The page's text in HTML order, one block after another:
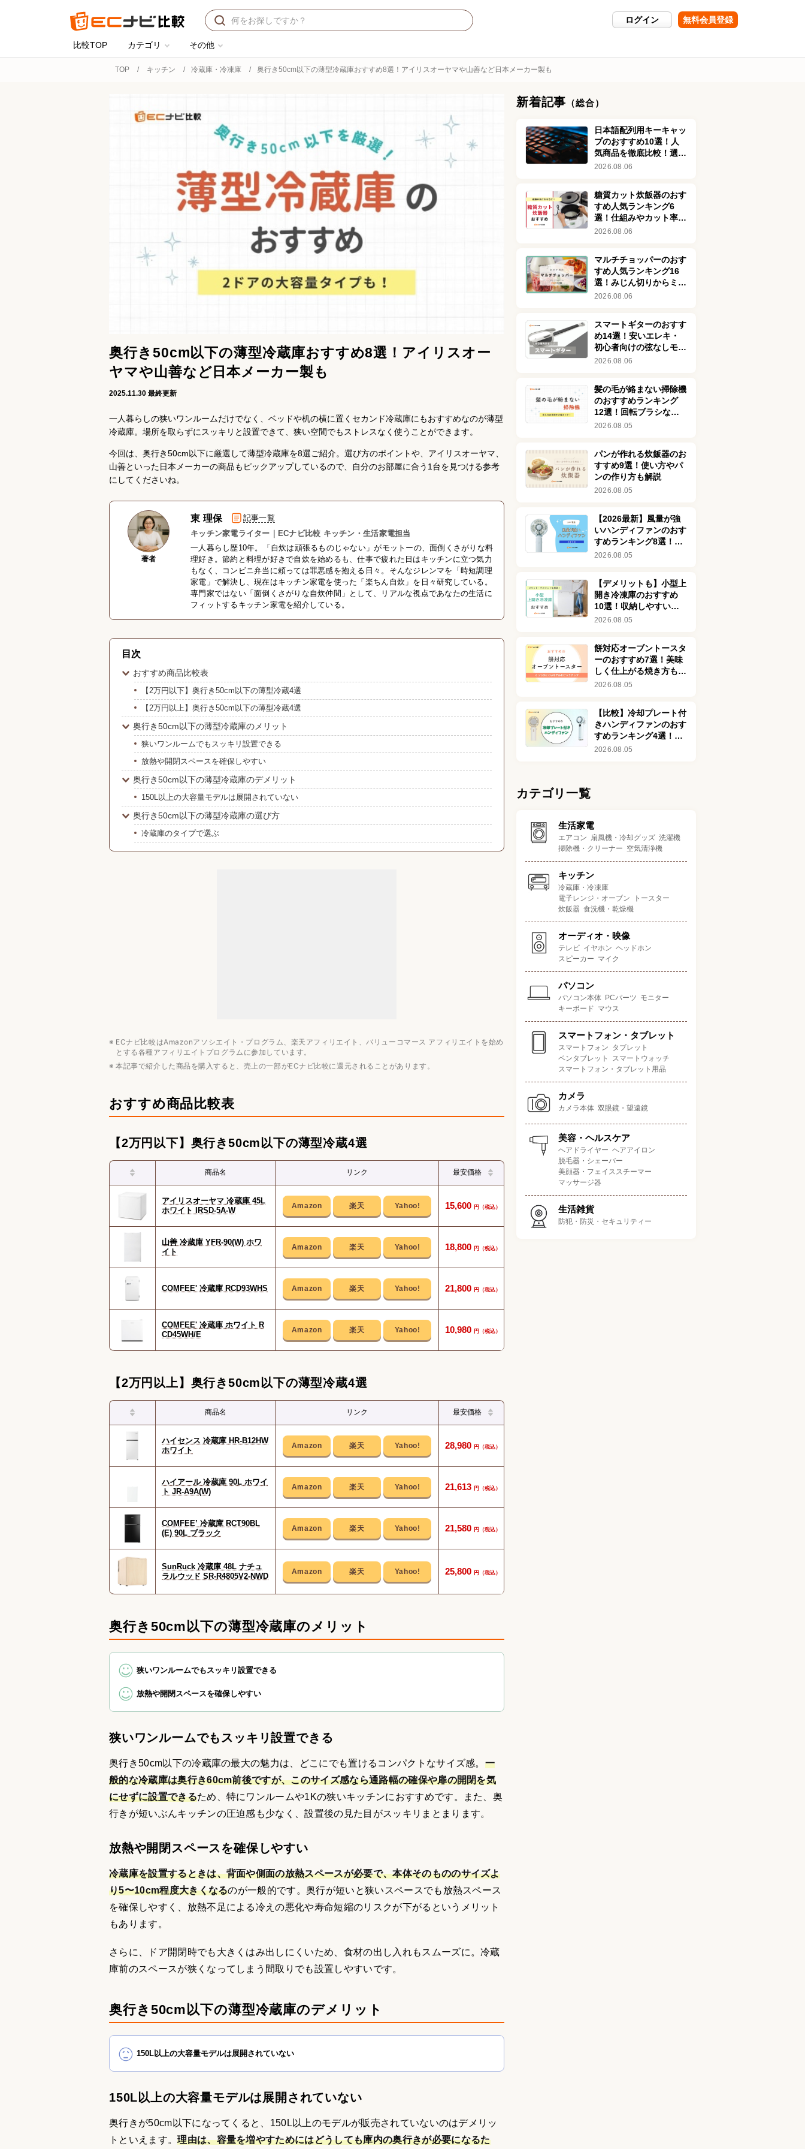
ログイン 無料会員登録
比較TOP カテゴリ その他
TOP キッチン 冷蔵庫・冷凍庫 奥行き50cm以下の薄型冷蔵庫おすすめ8選！アイリスオーヤマや山善など日本メーカー製も
奥行き50cm以下の薄型冷蔵庫おすすめ8選！アイリスオー
ヤマや山善など日本メーカー製も
2025.11.30 最終更新
一人暮らしの狭いワンルームだけでなく、ベッドや机の横に置くセカンド冷蔵庫にもおすすめなのが薄型
冷蔵庫。場所を取らずにスッキリと設置できて、狭い空間でもストレスなく使うことができます。
今回は、奥行き50cm以下に厳選して薄型冷蔵庫を8選ご紹介。選び方のポイントや、アイリスオーヤマ、
山善といった日本メーカーの商品もピックアップしているので、自分のお部屋に合う1台を見つける参考
にしてくださいね。
著者
東 理保
記事一覧
キッチン家電ライター｜ECナビ比較 キッチン・生活家電担当
一人暮らし歴10年。「自炊は頑張るものじゃない」がモットーの、面倒くさがりな料
理好き。節約と料理が好きで自炊を始めるも、仕事で疲れた日はキッチンに立つ気力
もなく、コンビニ弁当に頼っては罪悪感を抱える日々。そんなジレンマを「時短調理
家電」で解決し、現在はキッチン家電を使った「楽ちん自炊」を日々研究している。
専門家ではない「面倒くさがりな自炊仲間」として、リアルな視点であなたの生活に
フィットするキッチン家電を紹介している。
目次
おすすめ商品比較表
【2万円以下】奥行き50cm以下の薄型冷蔵4選
【2万円以上】奥行き50cm以下の薄型冷蔵4選
奥行き50cm以下の薄型冷蔵庫のメリット
狭いワンルームでもスッキリ設置できる
放熱や開閉スペースを確保しやすい
奥行き50cm以下の薄型冷蔵庫のデメリット
150L以上の大容量モデルは展開されていない
奥行き50cm以下の薄型冷蔵庫の選び方
冷蔵庫のタイプで選ぶ
冷却方式は霜取り必須な直冷式が多い
【2万円以下】奥行き50cm以下の薄型冷蔵庫おすすめ4選
【2万円以上】奥行き50cm以下の薄型冷蔵庫おすすめ4選
容量・サイズ別冷蔵庫のおすすめ人気ランキング
人数別冷蔵庫のおすすめ人気ランキング
機能別冷蔵庫のおすすめ人気ランキング
冷凍庫のおすすめ人気ランキング
ECナビ比較はAmazonアソシエイト・プログラム、楽天アフィリエイト、バリューコマース アフィリエイトを始め
とする各種アフィリエイトプログラムに参加しています。
本記事で紹介した商品を購入すると、売上の一部がECナビ比較に還元されることがあります。
おすすめ商品比較表
【2万円以下】奥行き50cm以下の薄型冷蔵4選
商品名 リンク 最安価格 ポイント 容量
アイリスオーヤマ 冷蔵庫 45L
ホワイト IRSD-5A-W
15,600
ー製
山善 冷蔵庫 YFR-90(W) ホワ
イト
18,800
COMFEE' 冷蔵庫 RCD93WHS 21,800
COMFEE' 冷蔵庫 ホワイト R
CD45WH/E
10,980
【2万円以上】奥行き50cm以下の薄型冷蔵4選
商品名 リンク 最安価格
ハイセンス 冷蔵庫 HR-B12HW
ホワイト
28,980
ハイアール 冷蔵庫 90L ホワイ
ト JR-A9A(W)
21,613
COMFEE’ 冷蔵庫 RCT90BL
(E) 90L ブラック
21,580
SunRuck 冷蔵庫 48L ナチュ
ラルウッド SR-R4805V2-NWD
25,800
奥行き50cm以下の薄型冷蔵庫のメリット
狭いワンルームでもスッキリ設置できる
放熱や開閉スペースを確保しやすい
狭いワンルームでもスッキリ設置できる
奥行き50cm以下の冷蔵庫の最大の魅力は、どこにでも置けるコンパクトなサイズ感。 一
般的な冷蔵庫は奥行き60cm前後ですが、このサイズ感なら通路幅の確保や扉の開閉を気
にせずに設置できるため、特にワンルームや1Kの狭いキッチンにおすすめです。また、奥
行きが短いぶんキッチンの圧迫感も少なく、設置後の見た目がスッキリまとまります。
放熱や開閉スペースを確保しやすい
冷蔵庫を設置するときは、背面や側面の放熱スペースが必要で、本体そのもののサイズよ
り5〜10cm程度大きくなるのが一般的です。奥行が短いと狭いスペースでも放熱スペース
を確保しやすく、放熱不足による冷えの悪化や寿命短縮のリスクが下がるというメリット
もあります。
さらに、ドア開閉時でも大きくはみ出しにくいため、食材の出し入れもスムーズに。冷蔵
庫前のスペースが狭くなってしまう間取りでも設置しやすいです。
奥行き50cm以下の薄型冷蔵庫のデメリット
150L以上の大容量モデルは展開されていない
150L以上の大容量モデルは展開されていない
奥行きが50cm以下になってくると、150L以上のモデルが販売されていないのはデメリッ
トといえます。理由は、容量を増やすためにはどうしても庫内の奥行きが必要になるた
新着記事 （総合）
日本語配列用キーキャッ
プのおすすめ10選！人
気商品を徹底比較！選び
方も紹介
2026.08.06
糖質カット炊飯器のおす
すめ人気ランキング6
選！仕組みやカット率も
解説
2026.08.06
マルチチョッパーのおす
すめ人気ランキング16
選！みじん切りからミン
チまでラクラク時短調理
2026.08.06
スマートギターのおすす
め14選！安いエレキ・
初心者向けの弦なしモデ
ルを紹介！デメリットも
2026.08.06
髪の毛が絡まない掃除機
のおすすめランキング
12選！回転ブラシなし
の商品も
2026.08.05
パンが作れる炊飯器のお
すすめ9選！使い方やパ
ンの作り方も解説
2026.08.05
【2026最新】風量が強
いハンディファンのおす
すめランキング8選！最
強クラスの強風モデルも
2026.08.05
【デメリットも】小型上
開き冷凍庫のおすすめ
10選！収納しやすいモ
デルも
2026.08.05
餅対応オーブントースタ
ーのおすすめ7選！美味
しく仕上がる焼き方も紹
介
2026.08.05
【比較】冷却プレート付
きハンディファンのおす
すめランキング4選！冷
感最強クラスの体
2026.08.05
カテゴリ一覧
生活家電
エアコン 扇風機・冷却グッズ 洗濯機
掃除機・クリーナー 空気清浄機
キッチン
冷蔵庫・冷凍庫
電子レンジ・オーブン
トースター
炊飯器 食洗機・乾燥機
オーディオ・映像
テレビ イヤホン ヘッドホン
スピーカー マイク
パソコン
パソコン本体 PCパーツ モニター
キーボード マウス
スマートフォン・タブレット
スマートフォン タブレット
ペンタブレット
スマートウォッチ
スマートフォン・タブレット用品
カメラ
カメラ本体 双眼鏡・望遠鏡
美容・ヘルスケア
ヘアドライヤー ヘアアイロン
脱毛器・シェーバー
美顔器・フェイススチーマー
マッサージ器
生活雑貨
防犯・防災・セキュリティー